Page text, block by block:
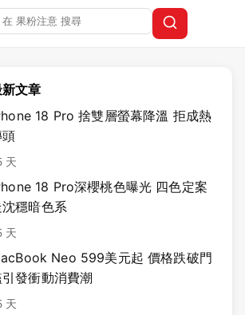
文章
18 Pro 捨雙層螢幕降溫 拒成熱
天
18 Pro深櫻桃色曝光 四色定案
沈穩暗色系
天
Neo 599美元起 價格跌破門
發衝動消費潮
天